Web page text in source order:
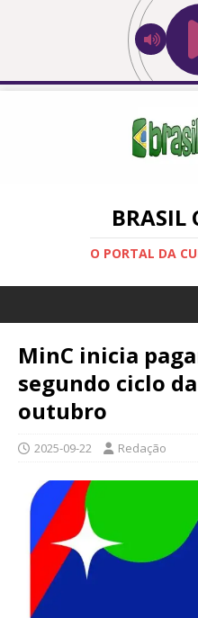
BRASIL
O PORTAL DA
MinC inicia
segundo ciclo
outubro
2025-09-22 Redação